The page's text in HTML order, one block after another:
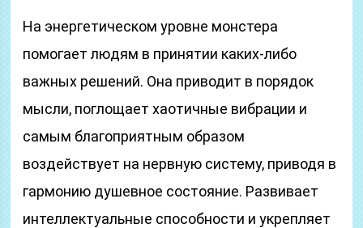
На энергетическом уровне монстера
помогает людям в принятии каких-либо
важных решений. Она приводит в порядок
мысли, поглощает хаотичные вибрации и
самым благоприятным образом
воздействует на нервную систему, приводя в
гармонию душевное состояние. Развивает
интеллектуальные способности и укрепляет